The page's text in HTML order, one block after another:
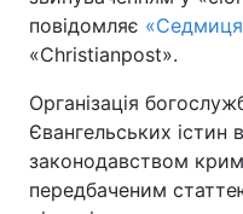
Україна
Економіка
Техно і зв'язок
повідомляє
«Сhristianpost».
Організація
Євангельських істин
законодавством
передбаченим